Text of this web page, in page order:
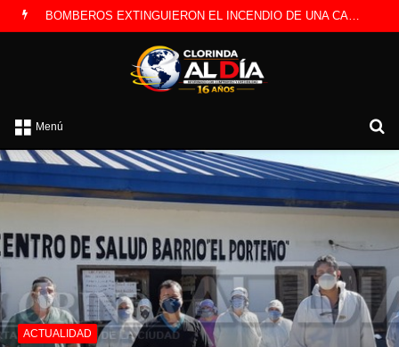
BOMBEROS EXTINGUIERON EL INCENDIO DE UNA CAMIONETA Y DETERMINARON QUE FUE POR UNA FALLA ELÉCTRICA
Menú
ACTUALIDAD